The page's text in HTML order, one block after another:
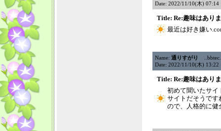
Date: 2022/11/10(木)
Title: Re:趣味はあり
最近は好き嫌い
Name: 通りすがり
Date: 2022/11/10(木)
Title: Re:趣味はあり
初めて聞いたサイ
サイトだそうで
ので、人格的に健